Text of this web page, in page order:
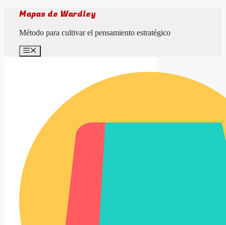
Saltar
contenido
Mapas de Wardley
Método para cultivar el pensamiento estratégico
Menú